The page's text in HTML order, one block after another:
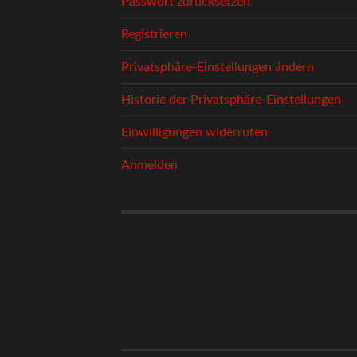
Registrieren
Privatsphäre-Einstellungen ändern
Historie der Privatsphäre-Einstellungen
Einwilligungen widerrufen
Anmelden